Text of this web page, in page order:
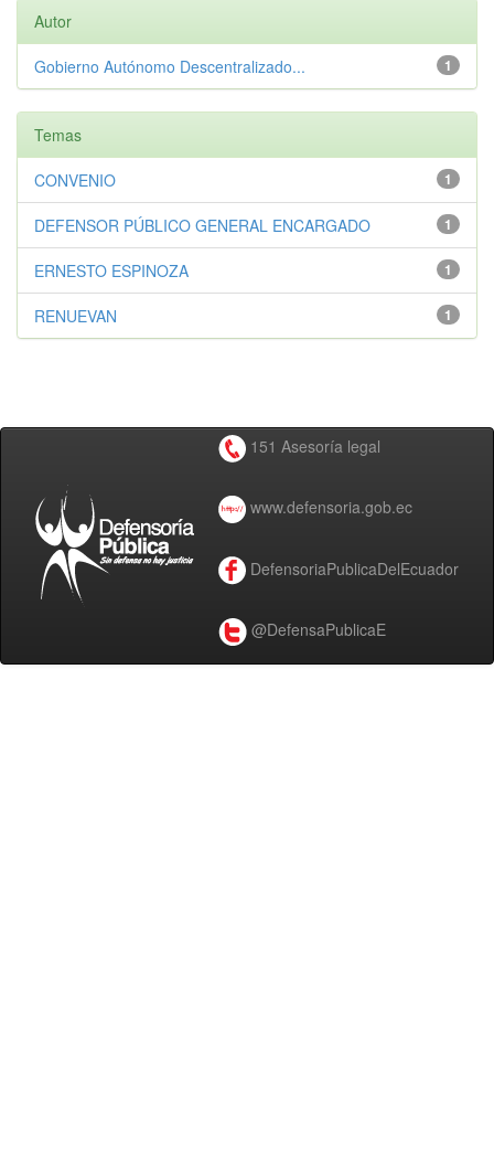
Autor
1
Gobierno Autónomo Descentralizado...
Temas
1
CONVENIO
1
DEFENSOR PÚBLICO GENERAL ENCARGADO
1
ERNESTO ESPINOZA
1
RENUEVAN
151 Asesoría legal
www.defensoria.gob.ec
DefensoriaPublicaDelEcuador
@DefensaPublicaE